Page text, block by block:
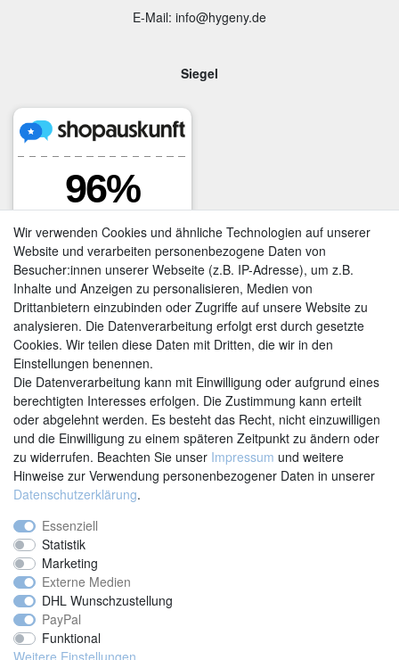
E-Mail: info@hygeny.de
Siegel
Vertrag widerrufen
Wir verwenden Cookies und ähnliche Technologien auf unserer
Website und verarbeiten personenbezogene Daten von
Besucher:innen unserer Webseite (z.B. IP-Adresse), um z.B.
Inhalte und Anzeigen zu personalisieren, Medien von
Drittanbietern einzubinden oder Zugriffe auf unsere Website zu
analysieren. Die Datenverarbeitung erfolgt erst durch gesetzte
Cookies. Wir teilen diese Daten mit Dritten, die wir in den
Einstellungen benennen.
Die Datenverarbeitung kann mit Einwilligung oder aufgrund eines
berechtigten Interesses erfolgen. Die Zustimmung kann erteilt
oder abgelehnt werden. Es besteht das Recht, nicht einzuwilligen
und die Einwilligung zu einem späteren Zeitpunkt zu ändern oder
zu widerrufen. Beachten Sie unser Impressum und weitere
Hinweise zur Verwendung personenbezogener Daten in unserer
Daten­schutz­erklärung.
Essenziell
Statistik
Marketing
Externe Medien
DHL Wunschzustellung
PayPal
Funktional
Weitere Einstellungen